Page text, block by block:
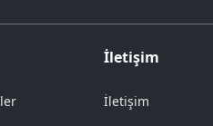
İletişim
İletişim